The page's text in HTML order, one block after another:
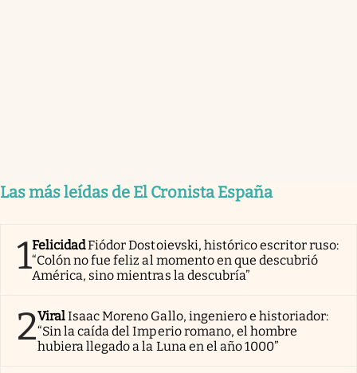
Las más leídas de El Cronista España
1FelicidadFiódor Dostoievski, histórico escritor ruso:
“Colón no fue feliz al momento en que descubrió
América, sino mientras la descubría”
2ViralIsaac Moreno Gallo, ingeniero e historiador:
“Sin la caída del Imperio romano, el hombre
hubiera llegado a la Luna en el año 1000”